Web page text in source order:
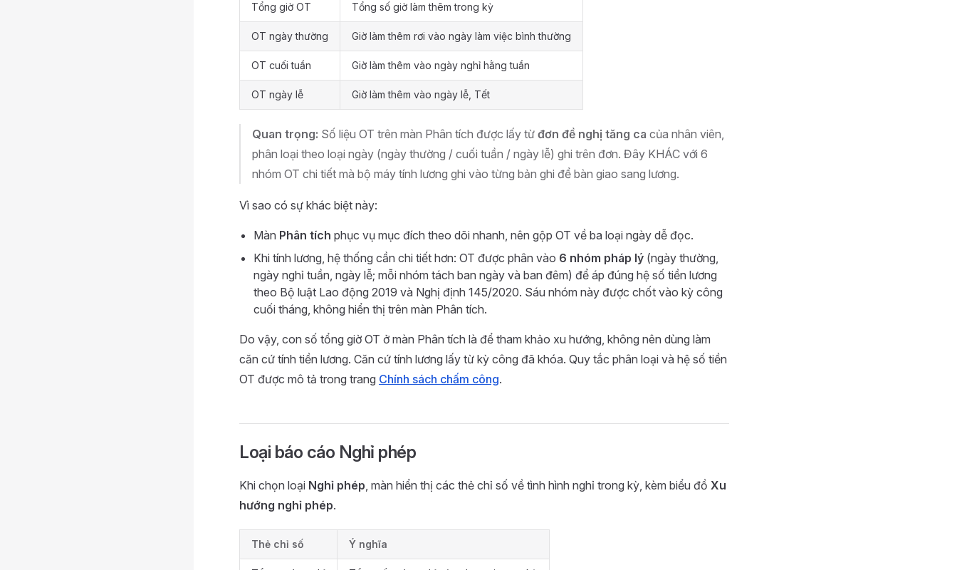
Tổng giờ OT Tổng số giờ làm thêm trong kỳ
OT ngày thường Giờ làm thêm rơi vào ngày làm việc bình thường
OT cuối tuần Giờ làm thêm vào ngày nghỉ hằng tuần
OT ngày lễ Giờ làm thêm vào ngày lễ, Tết
Quan trọng: Số liệu OT trên màn Phân tích được lấy từ đơn đề nghị tăng ca của nhân viên,
phân loại theo loại ngày (ngày thường / cuối tuần / ngày lễ) ghi trên đơn. Đây KHÁC với 6
nhóm OT chi tiết mà bộ máy tính lương ghi vào từng bản ghi để bàn giao sang lương.
Vì sao có sự khác biệt này:
Màn Phân tích phục vụ mục đích theo dõi nhanh, nên gộp OT về ba loại ngày dễ đọc.
Khi tính lương, hệ thống cần chi tiết hơn: OT được phân vào 6 nhóm pháp lý (ngày thường,
ngày nghỉ tuần, ngày lễ; mỗi nhóm tách ban ngày và ban đêm) để áp đúng hệ số tiền lương
theo Bộ luật Lao động 2019 và Nghị định 145/2020. Sáu nhóm này được chốt vào kỳ công
cuối tháng, không hiển thị trên màn Phân tích.
Do vậy, con số tổng giờ OT ở màn Phân tích là để tham khảo xu hướng, không nên dùng làm
căn cứ tính tiền lương. Căn cứ tính lương lấy từ kỳ công đã khóa. Quy tắc phân loại và hệ số tiền
OT được mô tả trong trang Chính sách chấm công.
Loại báo cáo Nghỉ phép
Khi chọn loại Nghỉ phép, màn hiển thị các thẻ chỉ số về tình hình nghỉ trong kỳ, kèm biểu đồ Xu
hướng nghỉ phép.
Thẻ chỉ số Ý nghĩa